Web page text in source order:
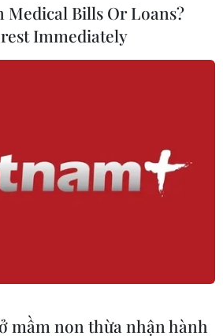
dự bị
#Môn Ngữ văn
Medical Bills Or Loans?
Immediately
mầm non thừa nhận hành